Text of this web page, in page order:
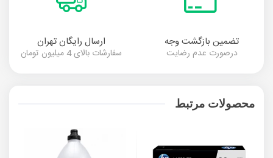
تضمین بازگشت وجه
درصورت عدم رضایت
ارسال رایگان تهران
سفارشات بالای 4 میلیون تومان
محصولات مرتبط